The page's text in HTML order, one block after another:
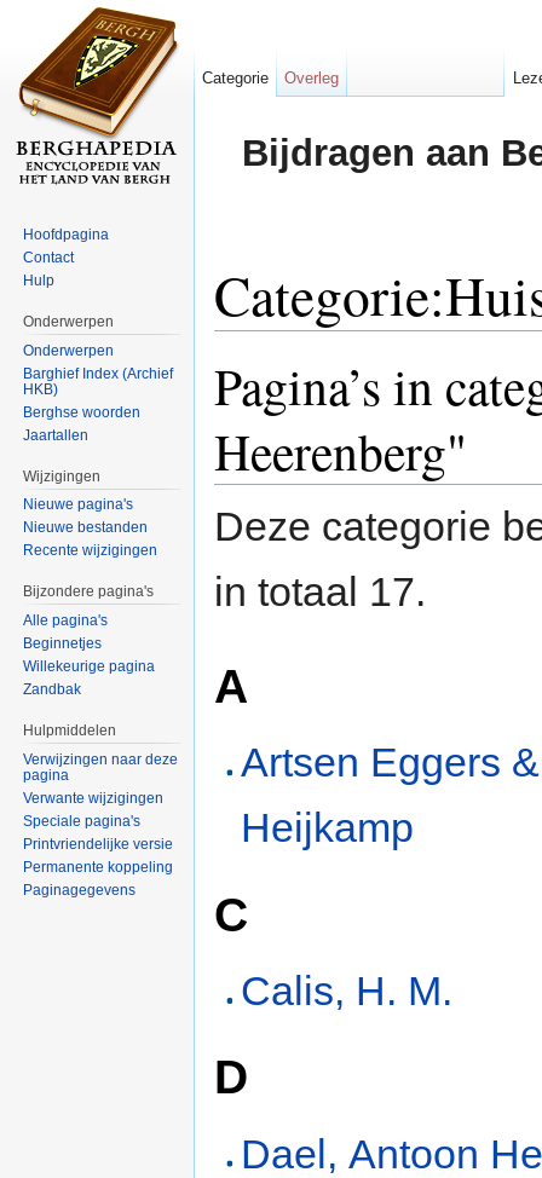
Bijdragen aan
Pagina’s in
Heerenberg"
Deze categorie
in totaal 17.
A
Artsen Eggers &
Heijkamp
C
Calis, H. M.
D
Dael, Antoon
Categorie Overleg
Hoofdpagina
Contact
Hulp
Onderwerpen
Onderwerpen
Barghief Index (Archief
HKB)
Berghse woorden
Jaartallen
Wijzigingen
Nieuwe pagina's
Nieuwe bestanden
Recente wijzigingen
Bijzondere pagina's
Alle pagina's
Beginnetjes
Willekeurige pagina
Zandbak
Hulpmiddelen
Verwijzingen naar deze
pagina
Verwante wijzigingen
Speciale pagina's
Printvriendelijke versie
Permanente koppeling
Paginagegevens